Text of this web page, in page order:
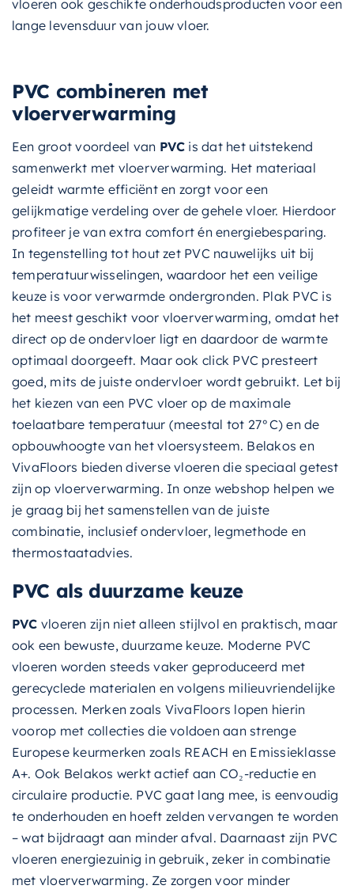
vloeren ook geschikte onderhoudsproducten voor een
lange levensduur van jouw vloer.
PVC combineren met
vloerverwarming
Een groot voordeel van PVC is dat het uitstekend
samenwerkt met vloerverwarming. Het materiaal
geleidt warmte efficiënt en zorgt voor een
gelijkmatige verdeling over de gehele vloer. Hierdoor
profiteer je van extra comfort én energiebesparing.
In tegenstelling tot hout zet PVC nauwelijks uit bij
temperatuurwisselingen, waardoor het een veilige
keuze is voor verwarmde ondergronden. Plak PVC is
het meest geschikt voor vloerverwarming, omdat het
direct op de ondervloer ligt en daardoor de warmte
optimaal doorgeeft. Maar ook click PVC presteert
goed, mits de juiste ondervloer wordt gebruikt. Let bij
het kiezen van een PVC vloer op de maximale
toelaatbare temperatuur (meestal tot 27°C) en de
opbouwhoogte van het vloersysteem. Belakos en
VivaFloors bieden diverse vloeren die speciaal getest
zijn op vloerverwarming. In onze webshop helpen we
je graag bij het samenstellen van de juiste
combinatie, inclusief ondervloer, legmethode en
thermostaatadvies.
PVC als duurzame keuze
PVC vloeren zijn niet alleen stijlvol en praktisch, maar
ook een bewuste, duurzame keuze. Moderne PVC
vloeren worden steeds vaker geproduceerd met
gerecyclede materialen en volgens milieuvriendelijke
processen. Merken zoals VivaFloors lopen hierin
voorop met collecties die voldoen aan strenge
Europese keurmerken zoals REACH en Emissieklasse
A+. Ook Belakos werkt actief aan CO₂-reductie en
circulaire productie. PVC gaat lang mee, is eenvoudig
te onderhouden en hoeft zelden vervangen te worden
– wat bijdraagt aan minder afval. Daarnaast zijn PVC
vloeren energiezuinig in gebruik, zeker in combinatie
met vloerverwarming. Ze zorgen voor minder